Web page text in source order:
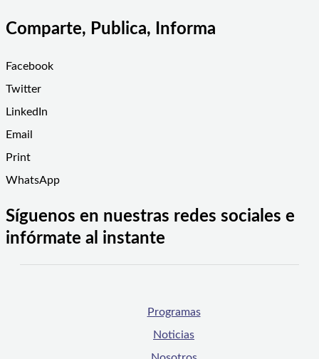
Comparte, Publica, Informa
Facebook
Twitter
LinkedIn
Email
Print
WhatsApp
Síguenos en nuestras redes sociales e
infórmate al instante
Programas
Noticias